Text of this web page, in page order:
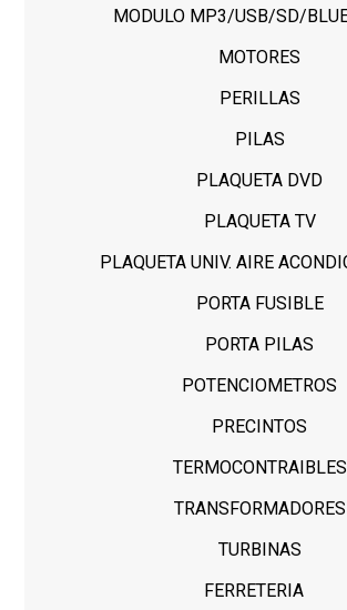
MODULO MP3/USB/SD/
MOTORES
PERILLAS
PILAS
PLAQUETA DVD
PLAQUETA TV
PLAQUETA UNIV. AIRE
PORTA FUSIBLE
PORTA PILAS
POTENCIOMETROS
PRECINTOS
TERMOCONTRAIBLES
TRANSFORMADORES
TURBINAS
FERRETERIA